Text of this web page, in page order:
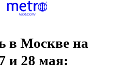
в Москве на
и 28 мая: